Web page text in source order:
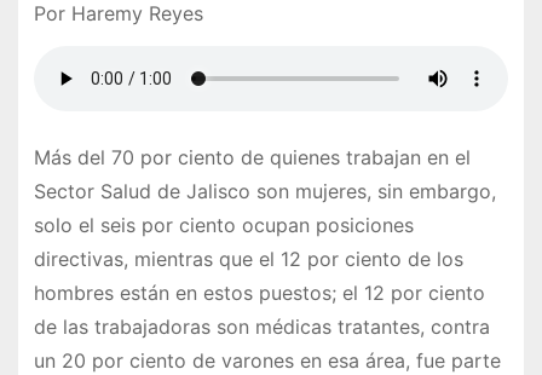
Por Haremy Reyes
Más del 70 por ciento de quienes trabajan en el
Sector Salud de Jalisco son mujeres, sin embargo,
solo el seis por ciento ocupan posiciones
directivas, mientras que el 12 por ciento de los
hombres están en estos puestos; el 12 por ciento
de las trabajadoras son médicas tratantes, contra
un 20 por ciento de varones en esa área, fue parte